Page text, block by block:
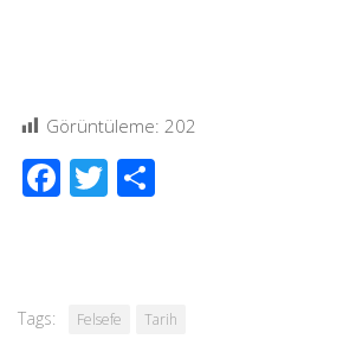
Görüntüleme: 202
Facebook
Twitter
Tags: Felsefe Tarih